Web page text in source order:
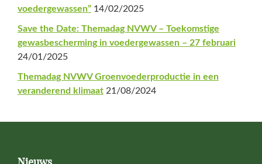
voedergewassen” 14/02/2025
Save the Date: Themadag NVWV – Toekomstige
gewasbescherming in voedergewassen – 27 februari
24/01/2025
Themadag NVWV Groenvoederproductie in een
veranderend klimaat 21/08/2024